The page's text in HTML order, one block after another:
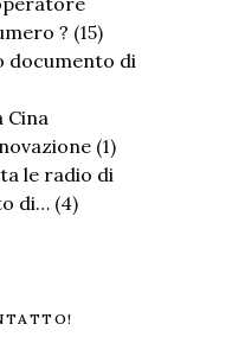
? (15)
documento di
Cina
(1)
le radio di
di… (4)